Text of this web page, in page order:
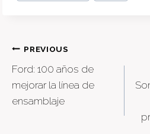
Post
navigation
PREVIOUS
Ford: 100 años de
mejorar la línea de
ensamblaje